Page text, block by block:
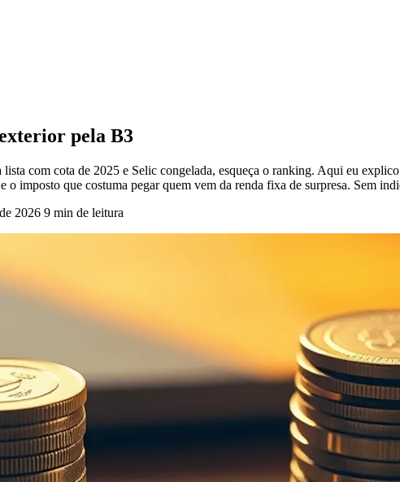
pela B3
com cota de 2025 e Selic congelada, esqueça o ranking. Aqui eu
imposto que costuma pegar quem vem da renda fixa de surpresa. Sem
2026 9 min de leitura